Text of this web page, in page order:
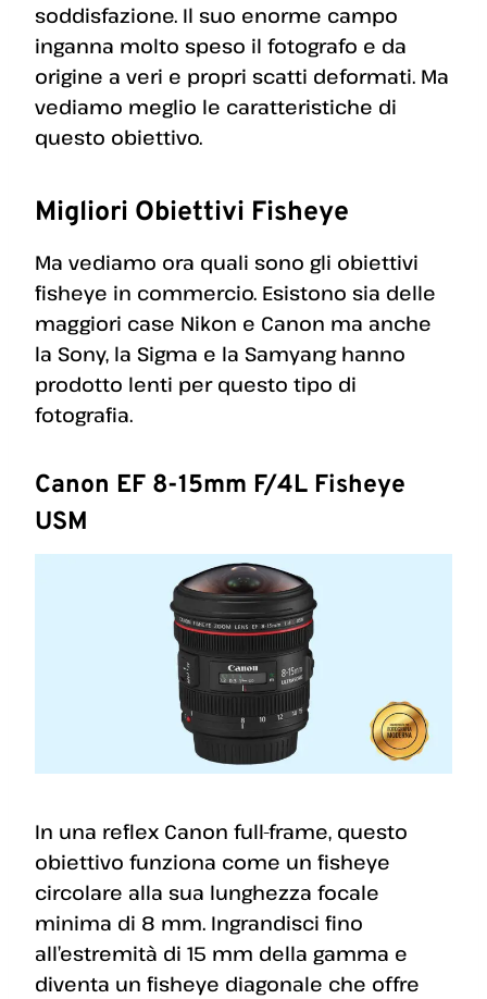
soddisfazione. Il suo enorme campo
inganna molto speso il fotografo e da
origine a veri e propri scatti deformati. Ma
vediamo meglio le caratteristiche di
questo obiettivo.
Migliori Obiettivi Fisheye
Ma vediamo ora quali sono gli obiettivi
fisheye in commercio. Esistono sia delle
maggiori case Nikon e Canon ma anche
la Sony, la Sigma e la Samyang hanno
prodotto lenti per questo tipo di
fotografia.
Canon EF 8-15mm F/4L Fisheye
USM
In una reflex Canon full-frame, questo
obiettivo funziona come un fisheye
circolare alla sua lunghezza focale
minima di 8 mm. Ingrandisci fino
all’estremità di 15 mm della gamma e
diventa un fisheye diagonale che offre